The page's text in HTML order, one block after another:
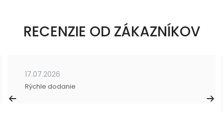
RECENZIE OD ZÁKAZNÍKOV
17.07.2026
Rýchle dodanie